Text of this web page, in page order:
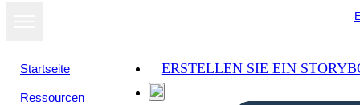
Startseite
Ressourcen
ERSTELLEN SIE EIN